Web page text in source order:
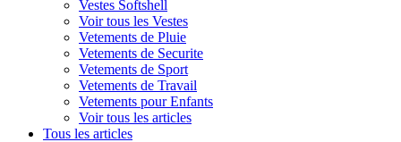
Vestes Softshell
Voir tous les Vestes
Vetements de Pluie
Vetements de Securite
Vetements de Sport
Vetements de Travail
Vetements pour Enfants
Voir tous les articles
Tous les articles